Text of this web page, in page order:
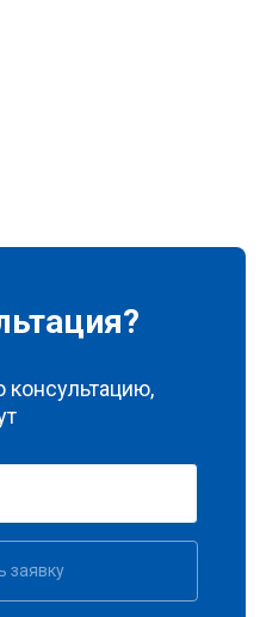
консультацию,
заявку